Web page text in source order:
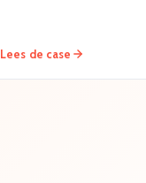
Lees de case